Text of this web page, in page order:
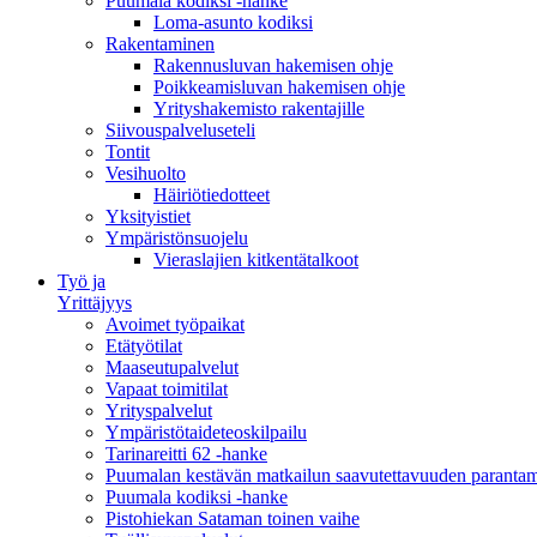
Loma-asunto kodiksi
Rakentaminen
Rakennusluvan hakemisen ohje
Poikkeamisluvan hakemisen ohje
Yrityshakemisto rakentajille
Siivouspalveluseteli
Tontit
Vesihuolto
Häiriötiedotteet
Yksityistiet
Ympäristönsuojelu
Vieraslajien kitkentätalkoot
Työ ja
Yrittäjyys
Avoimet työpaikat
Etätyötilat
Maaseutupalvelut
Vapaat toimitilat
Yrityspalvelut
Ympäristötaideteoskilpailu
Tarinareitti 62 -hanke
Puumalan kestävän matkailun saavutettavuuden
Puumala kodiksi -hanke
Pistohiekan Sataman toinen vaihe